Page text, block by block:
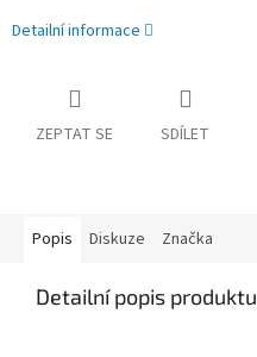
Detailní informace
ZEPTAT SE SDÍLET
Popis Diskuze Značka
Detailní popis produktu